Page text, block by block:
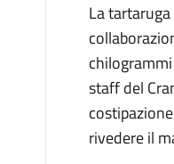
La
staff del
rivedere il